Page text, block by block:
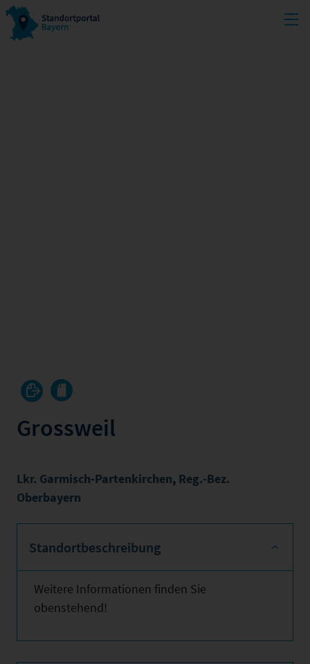
Grossweil
Lkr. Garmisch-Partenkirchen, Reg.-Bez.
Oberbayern
Standortbeschreibung
Weitere Informationen finden Sie
obenstehend!